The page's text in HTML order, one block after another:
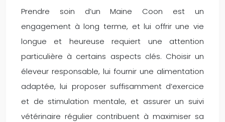
Prendre soin d’un Maine Coon est un
engagement à long terme, et lui offrir une vie
longue et heureuse requiert une attention
particulière à certains aspects clés. Choisir un
éleveur responsable, lui fournir une alimentation
adaptée, lui proposer suffisamment d’exercice
et de stimulation mentale, et assurer un suivi
vétérinaire régulier contribuent à maximiser sa